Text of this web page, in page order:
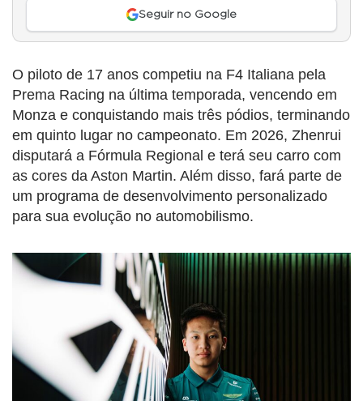
Seguir no Google
O piloto de 17 anos competiu na F4 Italiana pela
Prema Racing na última temporada, vencendo em
Monza e conquistando mais três pódios, terminando
em quinto lugar no campeonato. Em 2026, Zhenrui
disputará a Fórmula Regional e terá seu carro com
as cores da Aston Martin. Além disso, fará parte de
um programa de desenvolvimento personalizado
para sua evolução no automobilismo.